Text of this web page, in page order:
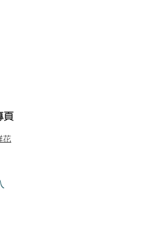
頁
花